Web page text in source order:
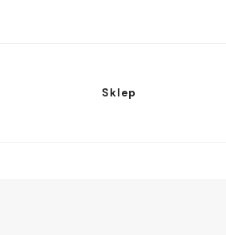
Sklep